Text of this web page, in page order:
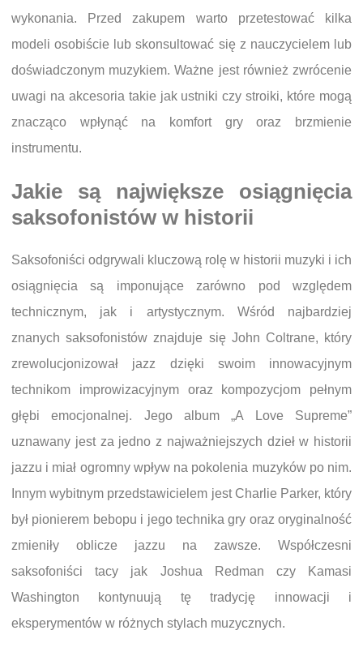
wykonania. Przed zakupem warto przetestować kilka
modeli osobiście lub skonsultować się z nauczycielem lub
doświadczonym muzykiem. Ważne jest również zwrócenie
uwagi na akcesoria takie jak ustniki czy stroiki, które mogą
znacząco wpłynąć na komfort gry oraz brzmienie
instrumentu.
Jakie są największe osiągnięcia
saksofonistów w historii
Saksofoniści odgrywali kluczową rolę w historii muzyki i ich
osiągnięcia są imponujące zarówno pod względem
technicznym, jak i artystycznym. Wśród najbardziej
znanych saksofonistów znajduje się John Coltrane, który
zrewolucjonizował jazz dzięki swoim innowacyjnym
technikom improwizacyjnym oraz kompozycjom pełnym
głębi emocjonalnej. Jego album „A Love Supreme”
uznawany jest za jedno z najważniejszych dzieł w historii
jazzu i miał ogromny wpływ na pokolenia muzyków po nim.
Innym wybitnym przedstawicielem jest Charlie Parker, który
był pionierem bebopu i jego technika gry oraz oryginalność
zmieniły oblicze jazzu na zawsze. Współczesni
saksofoniści tacy jak Joshua Redman czy Kamasi
Washington kontynuują tę tradycję innowacji i
eksperymentów w różnych stylach muzycznych.